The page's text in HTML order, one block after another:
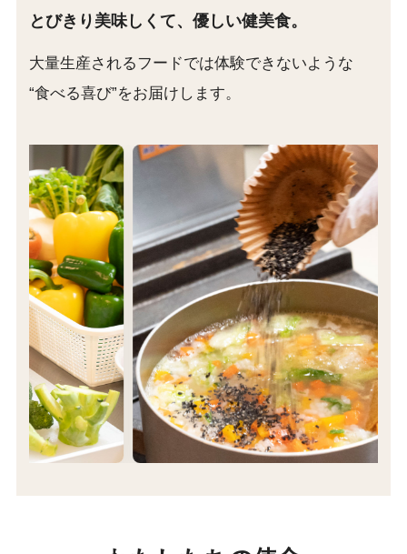
とびきり美味しくて、優しい健美食。
大量生産されるフードでは体験できないような
“食べる喜び”をお届けします。